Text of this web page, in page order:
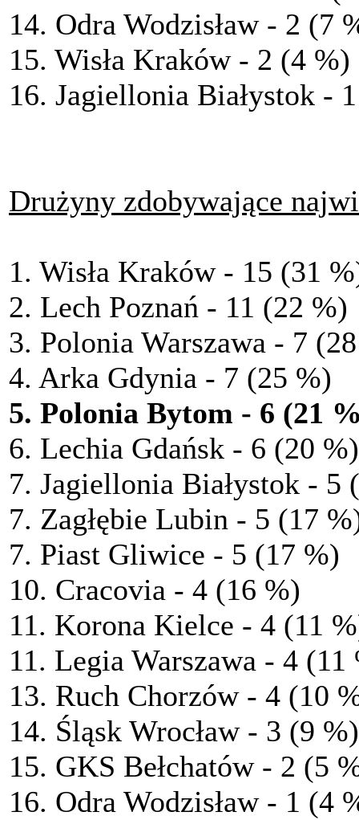
14. Odra Wodzisław - 2 (7
15. Wisła Kraków - 2 (4 %)
16. Jagiellonia Białystok -
Drużyny zdobywające
1. Wisła Kraków - 15 (31
2. Lech Poznań - 11 (22 %)
3. Polonia Warszawa - 7
4. Arka Gdynia - 7 (25 %)
5. Polonia Bytom - 6 (21
6. Lechia Gdańsk - 6 (20 %)
7. Jagiellonia Białystok - 5
7. Zagłębie Lubin - 5 (17
7. Piast Gliwice - 5 (17 %)
10. Cracovia - 4 (16 %)
11. Korona Kielce - 4 (11
11. Legia Warszawa - 4 (11
13. Ruch Chorzów - 4 (10
14. Śląsk Wrocław - 3 (9 %)
15. GKS Bełchatów - 2 (5
16. Odra Wodzisław - 1 (4